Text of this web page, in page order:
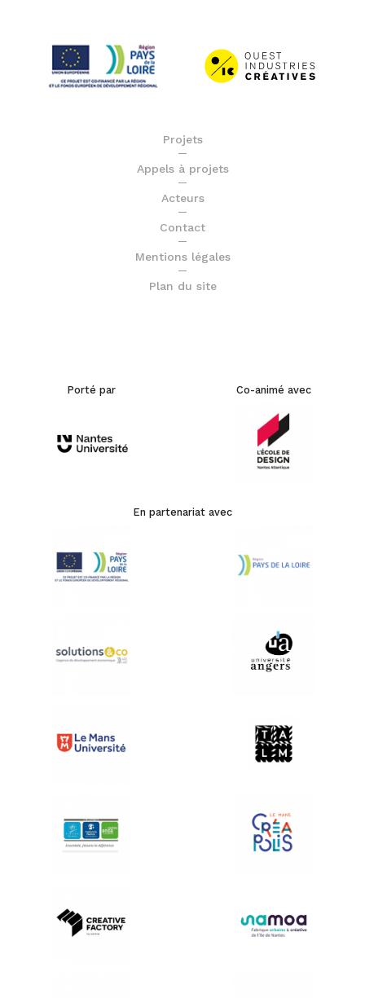
Projets
Appels à projets
Acteurs
Contact
Mentions légales
Plan du site
Porté par Co-animé avec
En partenariat avec